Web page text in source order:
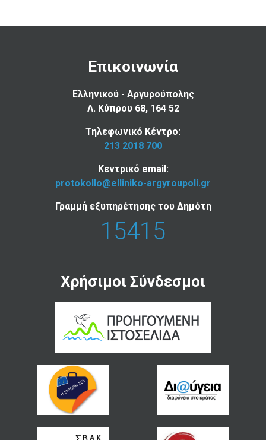
Επικοινωνία
Ελληνικού - Αργυρούπολης
Λ. Κύπρου 68, 164 52
Τηλεφωνικό Κέντρο:
213 2018 700
Κεντρικό email:
protokollo@elliniko-argyroupoli.gr
Γραμμή εξυπηρέτησης του Δημότη
15415
Χρήσιμοι Σύνδεσμοι